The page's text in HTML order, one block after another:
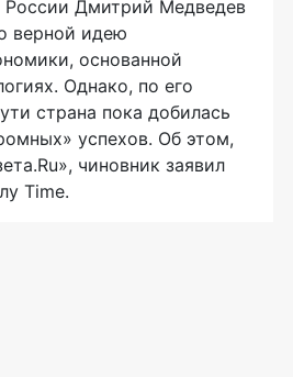
России Дмитрий Медведев
верной идею
основанной
Однако, по его
страна пока добилась
успехов. Об этом,
чиновник заявил
Time.